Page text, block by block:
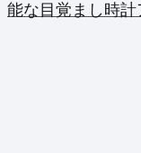
能な目覚まし時